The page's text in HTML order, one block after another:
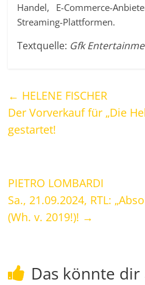
Handel, E-Commerce-
Streaming-Plattformen.
Textquelle: Gfk
← HELENE FISCHER
Der Vorverkauf für „Die
gestartet!
PIETRO LOMBARDI
Sa., 21.09.2024, RTL:
(Wh. v. 2019!)! →
Das könnte